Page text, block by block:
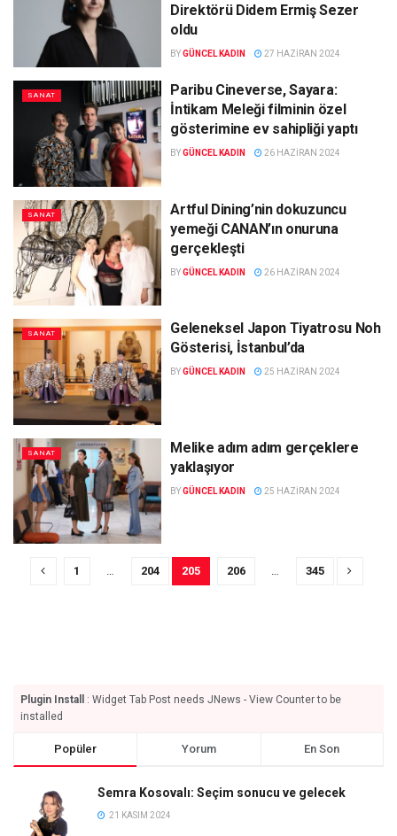
Direktörü Didem Ermiş Sezer
oldu
BYGÜNCEL KADIN 27 HAZIRAN 2024
SANAT
Paribu Cineverse, Sayara:
İntikam Meleği filminin özel
gösterimine ev sahipliği yaptı
BYGÜNCEL KADIN 26 HAZIRAN 2024
SANAT
Artful Dining’nin dokuzuncu
yemeği CANAN’ın onuruna
gerçekleşti
BYGÜNCEL KADIN 26 HAZIRAN 2024
SANAT
Geleneksel Japon Tiyatrosu Noh
Gösterisi, İstanbul’da
BYGÜNCEL KADIN 25 HAZIRAN 2024
SANAT
Melike adım adım gerçeklere
yaklaşıyor
BYGÜNCEL KADIN 25 HAZIRAN 2024
1 … 204 205 206 … 345
Plugin Install
: Widget Tab Post needs JNews - View Counter to be
installed
Popüler Yorum En Son
Semra Kosovalı: Seçim sonucu ve gelecek
21 KASIM 2024